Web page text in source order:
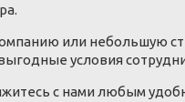
или небольшую
условия
с нами любым